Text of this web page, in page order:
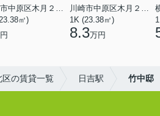
川崎市中原区木月２丁目
㎡)
川崎市中原区木月２丁目
1K (23.38㎡)
8.3万円
区の賃貸一覧 日吉駅 竹中邸